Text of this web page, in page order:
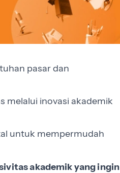
pasar dan
melalui inovasi akademik
untuk mempermudah
akademik yang ingin